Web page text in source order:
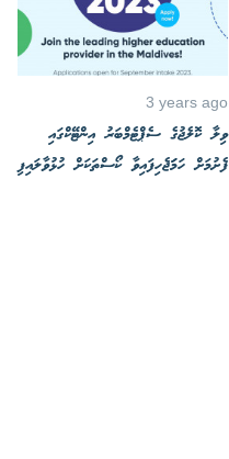
3 years ago
ވިލާ ކޮލެޖުގެ ސެޕްޓެމްބަރު އިންޓޭކްގައި
ފެށުމަށް ހަމަަޖެހިފައިވާ ކޯސްތަކަށް ހުޅުވާލައިފި